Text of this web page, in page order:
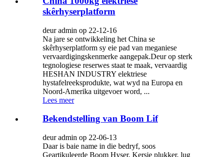
skêrhyserplatform
deur admin op 22-12-16
Na jare se ontwikkeling het China se
skêrhyserplatform sy eie pad van meganiese
vervaardigingskenmerke aangepak.Deur op sterk
tegnologiese reserwes staat te maak, vervaardig
HESHAN INDUSTRY elektriese
hystafelreeksprodukte, wat wyd na Europa en
Noord-Amerika uitgevoer word, ...
Lees meer
Bekendstelling van Boom Lif
deur admin op 22-06-13
Daar is baie name in die bedryf, soos
Geartikuleerde Boom Hyser, Kersie plukker, lug